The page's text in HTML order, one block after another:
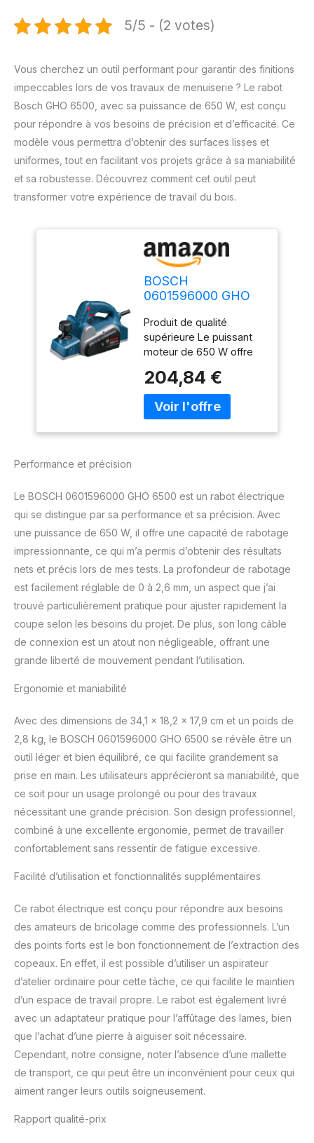
5/5 - (2 votes)
Vous cherchez un outil performant pour garantir des finitions
impeccables lors de vos travaux de menuiserie ? Le rabot
Bosch GHO 6500, avec sa puissance de 650 W, est conçu
pour répondre à vos besoins de précision et d’efficacité. Ce
modèle vous permettra d’obtenir des surfaces lisses et
uniformes, tout en facilitant vos projets grâce à sa maniabilité
et sa robustesse. Découvrez comment cet outil peut
transformer votre expérience de travail du bois.
BOSCH
0601596000 GHO
Produit de qualité
supérieure Le puissant
moteur de 650 W offre
planification rapide
Nouvelle conception du
réglage de la profondeur
204,84 €
Performance et précision
Le BOSCH 0601596000 GHO 6500 est un rabot électrique
qui se distingue par sa performance et sa précision. Avec
une puissance de 650 W, il offre une capacité de rabotage
impressionnante, ce qui m’a permis d’obtenir des résultats
nets et précis lors de mes tests. La profondeur de rabotage
est facilement réglable de 0 à 2,6 mm, un aspect que j’ai
trouvé particulièrement pratique pour ajuster rapidement la
coupe selon les besoins du projet. De plus, son long câble
de connexion est un atout non négligeable, offrant une
grande liberté de mouvement pendant l’utilisation.
Ergonomie et maniabilité
Avec des dimensions de 34,1 x 18,2 x 17,9 cm et un poids de
2,8 kg, le BOSCH 0601596000 GHO 6500 se révèle être un
outil léger et bien équilibré, ce qui facilite grandement sa
prise en main. Les utilisateurs apprécieront sa maniabilité, que
ce soit pour un usage prolongé ou pour des travaux
nécessitant une grande précision. Son design professionnel,
combiné à une excellente ergonomie, permet de travailler
confortablement sans ressentir de fatigue excessive.
Facilité d’utilisation et fonctionnalités supplémentaires
Ce rabot électrique est conçu pour répondre aux besoins
des amateurs de bricolage comme des professionnels. L’un
des points forts est le bon fonctionnement de l’extraction des
copeaux. En effet, il est possible d’utiliser un aspirateur
d’atelier ordinaire pour cette tâche, ce qui facilite le maintien
d’un espace de travail propre. Le rabot est également livré
avec un adaptateur pratique pour l’affûtage des lames, bien
que l’achat d’une pierre à aiguiser soit nécessaire.
Cependant, notre consigne, noter l’absence d’une mallette
de transport, ce qui peut être un inconvénient pour ceux qui
aiment ranger leurs outils soigneusement.
Rapport qualité-prix